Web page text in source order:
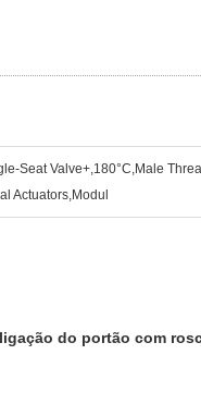
Seat Valve+,180°C,Male
Actuators,Modul
do portão com